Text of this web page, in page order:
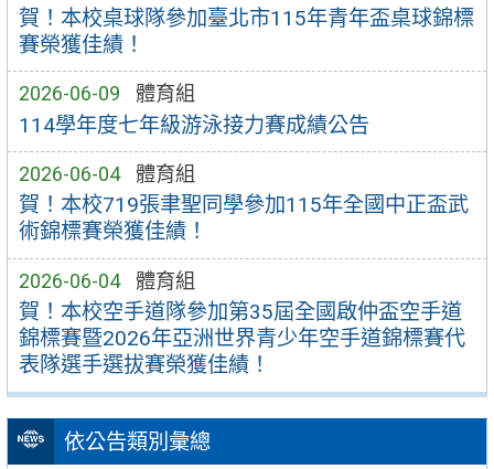
賀！本校桌球隊參加臺北市115年青年盃桌球錦標
賽榮獲佳績！
2026-06-09 體育組
114學年度七年級游泳接力賽成績公告
2026-06-04 體育組
賀！本校719張聿聖同學參加115年全國中正盃武
術錦標賽榮獲佳績！
2026-06-04 體育組
賀！本校空手道隊參加第35屆全國啟仲盃空手道
錦標賽暨2026年亞洲世界青少年空手道錦標賽代
表隊選手選拔賽榮獲佳績！
依公告類別彙總